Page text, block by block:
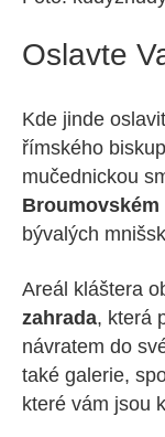
Oslavte
Kde jinde
římského
mučednickou
Broumovském
bývalých
Areál kláštera
zahrada, která
návratem do
také galerie,
které vám jsou